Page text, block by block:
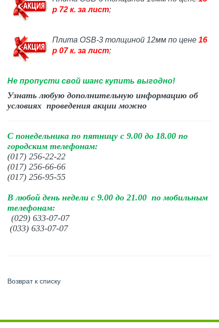
р 72 к. за лист;
Плита OSB-3 толщиной 12мм по цене 16
р 07 к. за лист;
Не пропусти свой шанс купить выгодно!
Узнать любую дополнительную информацию об
условиях проведения акции можно
С понедельника по пятницу с 9.00 до 18.00 по
городским телефонам:
(017) 256-22-22
(017) 256-66-66
(017) 256-95-55
В любой день недели с 9.00 до 21.00 по мобильным
телефонам:
(029) 633-07-07
(033) 633-07-07
Возврат к списку